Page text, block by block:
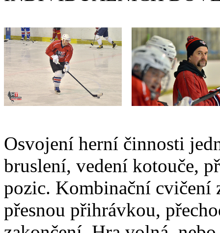
Osvojení herní činnosti
bruslení, vedení kotouče,
pozic. Kombinační cvičení
přesnou přihrávkou,